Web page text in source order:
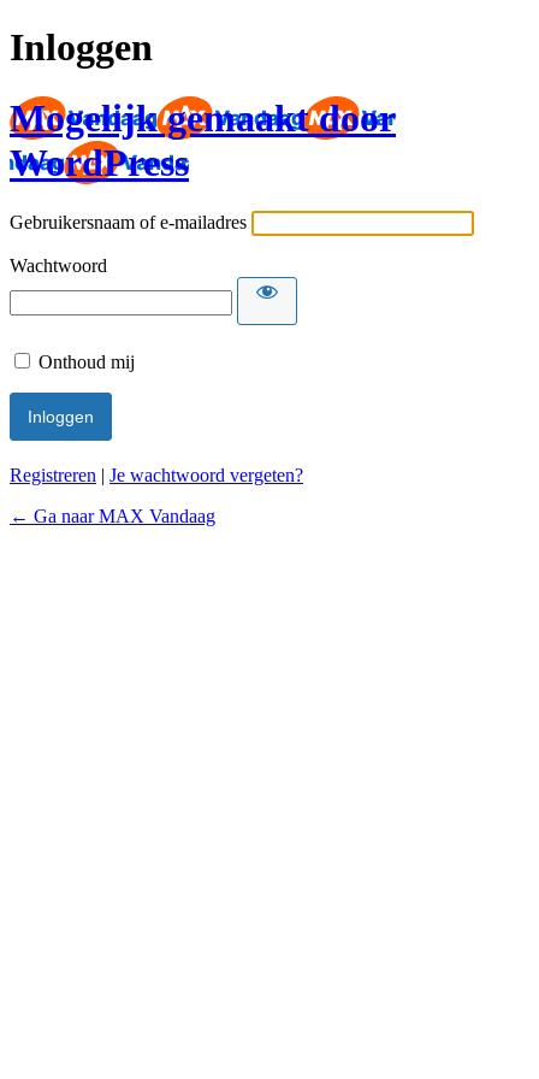
Inloggen
Mogelijk gemaakt door
WordPress
Gebruikersnaam of e-mailadres
Wachtwoord
Onthoud mij
Registreren | Je wachtwoord vergeten?
← Ga naar MAX Vandaag